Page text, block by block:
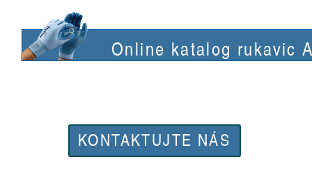
Online katalog rukavic
KONTAKTUJTE NÁS